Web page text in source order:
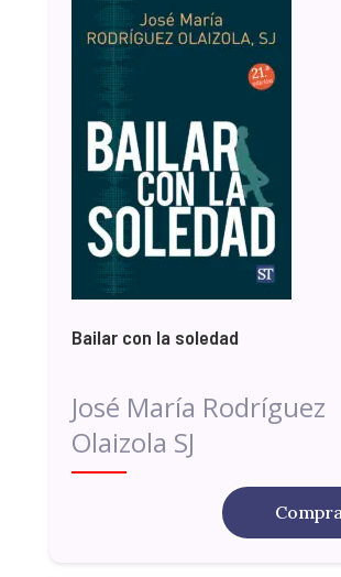
Bailar con la soledad
José María Rodríguez
Olaizola SJ